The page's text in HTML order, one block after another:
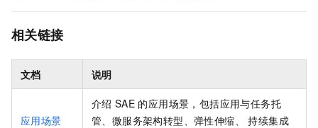
相关链接
文档 说明
应用场景
介绍 SAE 的应用场景，包括应用与任务托
管、微服务架构转型、弹性伸缩、 持续集成